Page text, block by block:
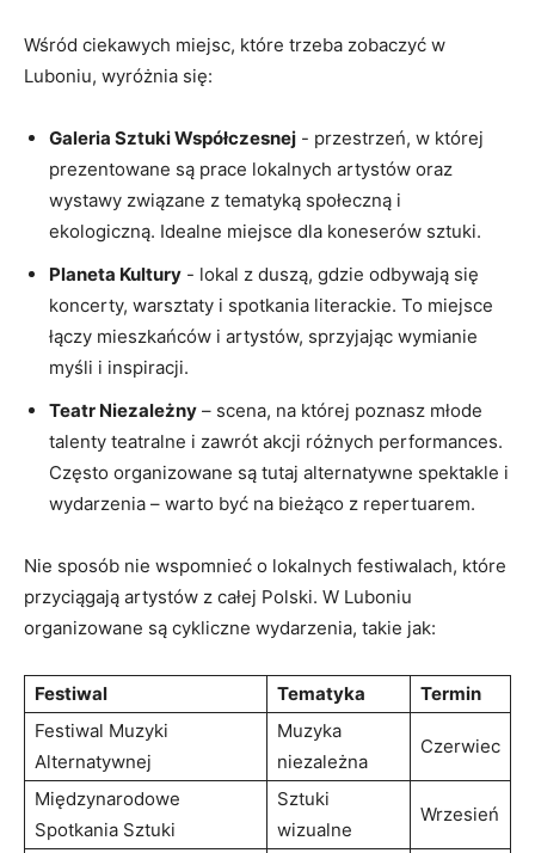
Wśród ciekawych miejsc,⁢ które trzeba ⁤zobaczyć w
Luboniu, wyróżnia ⁤się:
Galeria‍ Sztuki Współczesnej -‍ przestrzeń, w której⁣
prezentowane⁢ są prace lokalnych artystów oraz
wystawy związane z tematyką społeczną i
ekologiczną. Idealne miejsce dla​ koneserów sztuki.
Planeta Kultury -⁢ lokal z⁤ duszą, gdzie odbywają ‌się
koncerty, warsztaty i ⁤spotkania literackie. To miejsce
łączy⁣ mieszkańców i‌ artystów, sprzyjając⁤ wymianie
myśli i inspiracji.
Teatr Niezależny – scena, na ⁤której poznasz młode​
talenty teatralne ⁢i ⁤zawrót akcji różnych‍ performances.
Często organizowane są tutaj alternatywne spektakle i
wydarzenia –‍ warto być na bieżąco z repertuarem.
Nie sposób nie wspomnieć o lokalnych festiwalach, które
przyciągają artystów⁢ z ⁣całej Polski. W Luboniu
organizowane są ‌cykliczne ​wydarzenia,⁤ takie jak:
Festiwal Tematyka
Termin
Festiwal Muzyki
⁣Alternatywnej
Muzyka
niezależna
Czerwiec
Międzynarodowe
Spotkania Sztuki
Sztuki
wizualne
Wrzesień